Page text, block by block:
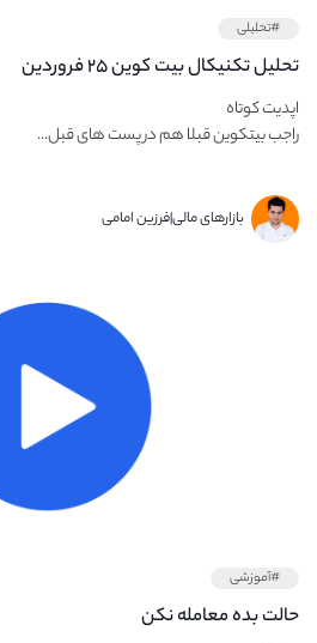
#تحلیلی
تحلیل تکنیکال بیت کوین ۲۵ فروردین
اپدیت کوتاه
راجب بیتکوین قبلا هم در پست های قبل...
بازارهای مالی|فرزین امامی
#آموزشی
حالت بده معامله نکن